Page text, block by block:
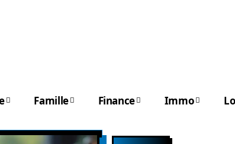
Famille Finance Immo